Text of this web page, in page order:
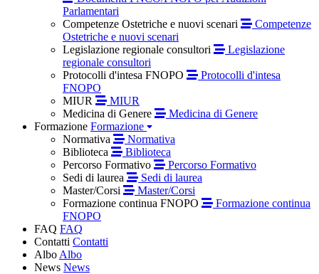
Parlamentari
Competenze Ostetriche e nuovi scenari
Competenze
Ostetriche e nuovi scenari
Legislazione regionale consultori
Legislazione
regionale consultori
Protocolli d'intesa FNOPO
Protocolli d'intesa
FNOPO
MIUR
MIUR
Medicina di Genere
Medicina di Genere
Formazione Formazione
Normativa
Normativa
Biblioteca
Biblioteca
Percorso Formativo
Percorso Formativo
Sedi di laurea
Sedi di laurea
Master/Corsi
Master/Corsi
Formazione continua FNOPO
Formazione continua
FNOPO
FAQ FAQ
Contatti Contatti
Albo Albo
News News